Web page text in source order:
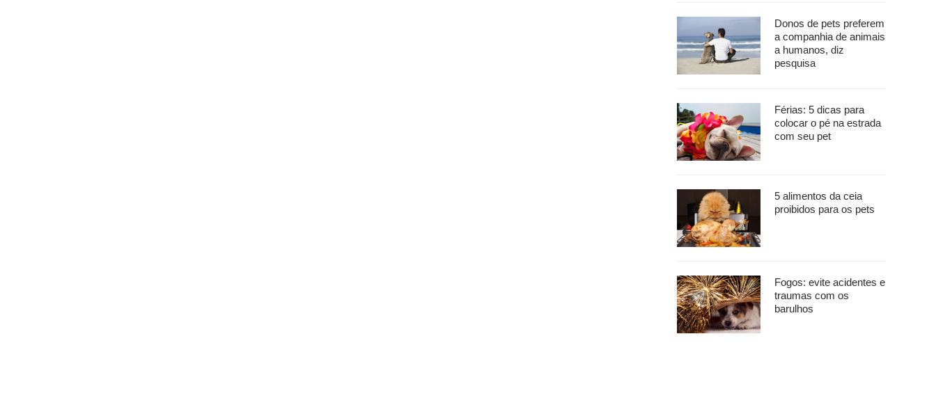
Donos de pets preferem
a companhia de animais
a humanos, diz
pesquisa
Férias: 5 dicas para
colocar o pé na estrada
com seu pet
5 alimentos da ceia
proibidos para os pets
Fogos: evite acidentes e
traumas com os
barulhos